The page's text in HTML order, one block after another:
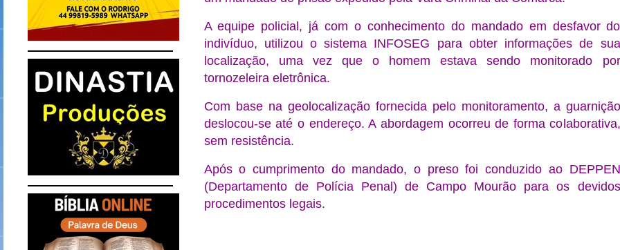
A equipe policial, já com o conhecimento do mandado em desfavor do
indivíduo, utilizou o sistema INFOSEG para obter informações de sua
localização, uma vez que o homem estava sendo monitorado por
tornozeleira eletrônica.
Com base na geolocalização fornecida pelo monitoramento, a guarnição
deslocou-se até o endereço. A abordagem ocorreu de forma colaborativa,
sem resistência.
Após o cumprimento do mandado, o preso foi conduzido ao DEPPEN
(Departamento de Polícia Penal) de Campo Mourão para os devidos
procedimentos legais.